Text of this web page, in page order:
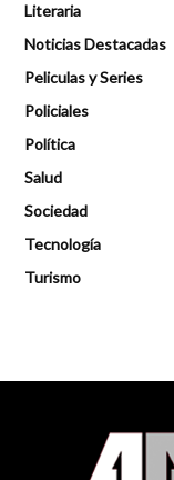
Literaria
Noticias Destacadas
Peliculas y Series
Policiales
Política
Salud
Sociedad
Tecnología
Turismo